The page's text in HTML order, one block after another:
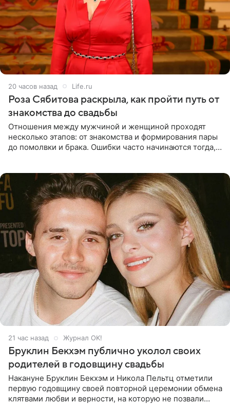
20 часов назад Life.ru
Роза Сябитова раскрыла, как пройти путь от
знакомства до свадьбы
Отношения между мужчиной и женщиной проходят
несколько этапов: от знакомства и формирования пары
до помолвки и брака. Ошибки часто начинаются тогда,
21 час назад Журнал OK!
Бруклин Бекхэм публично уколол своих
родителей в годовщину свадьбы
Накануне Бруклин Бекхэм и Никола Пельтц отметили
первую годовщину своей повторной церемонии обмена
клятвами любви и верности, на которую не позвали